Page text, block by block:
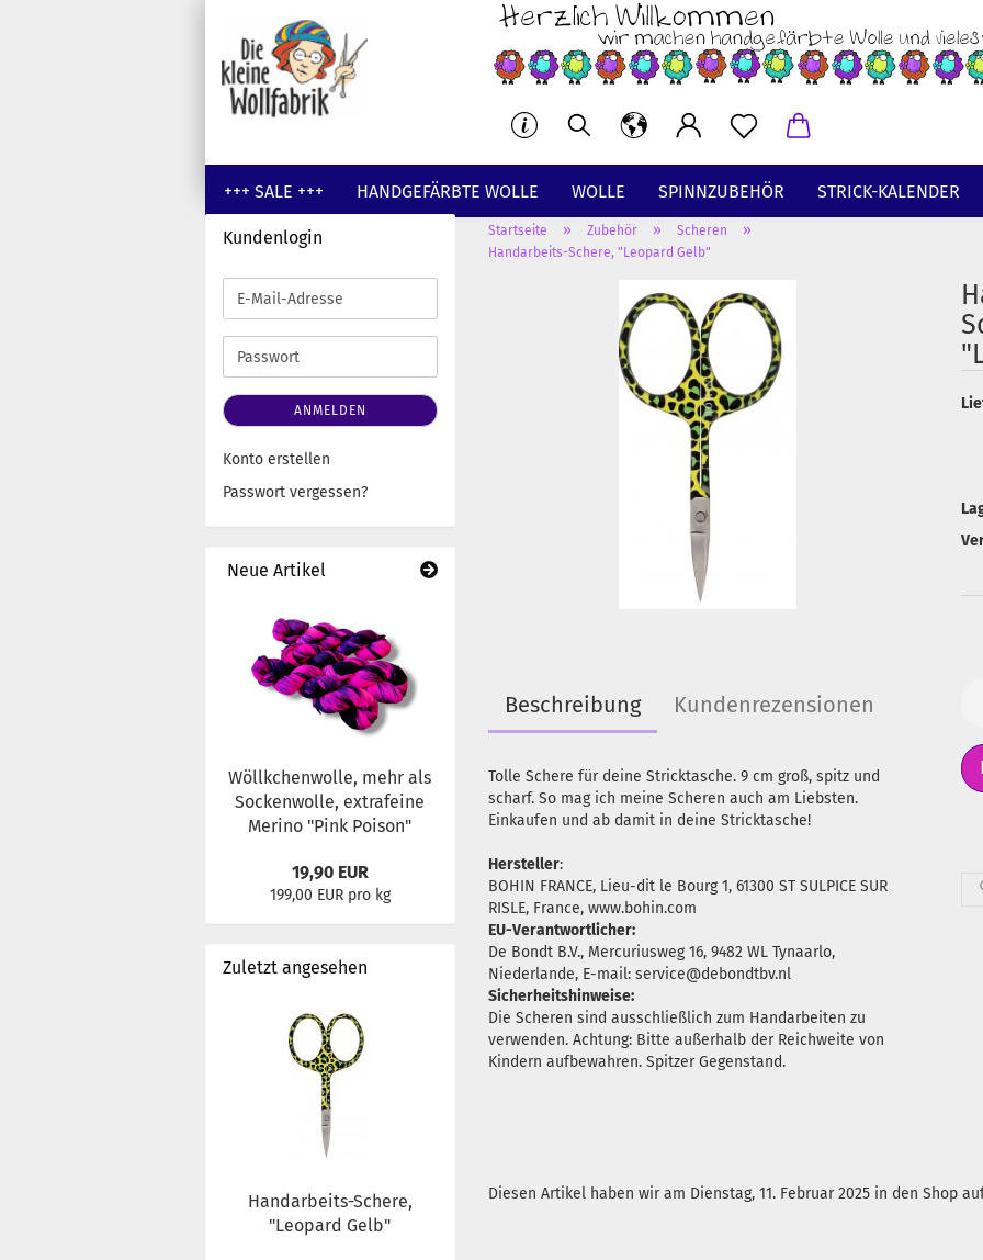
+++ SALE +++ HANDGEFÄRBTE WOLLE WOLLE SPINNZUBEHÖR STRICK-KALENDER
GUTSCHEINE WOLLE UNGEFÄRBT
Startseite » Zubehör » Scheren »
Handarbeits-Schere, "Leopard Gelb"
Beschreibung Kundenrezensionen
Tolle Schere für deine Stricktasche. 9 cm groß, spitz und
scharf. So mag ich meine Scheren auch am Liebsten.
Einkaufen und ab damit in deine Stricktasche!
Hersteller:
BOHIN FRANCE, Lieu-dit le Bourg 1, 61300 ST SULPICE SUR
RISLE, France, www.bohin.com
EU-Verantwortlicher:
De Bondt B.V., Mercuriusweg 16, 9482 WL Tynaarlo,
Niederlande, E-mail: service@debondtbv.nl
Sicherheitshinweise:
Die Scheren sind ausschließlich zum Handarbeiten zu
verwenden. Achtung: Bitte außerhalb der Reichweite von
Kindern aufbewahren. Spitzer Gegenstand.
Diesen Artikel haben wir am Dienstag, 11. Februar 2025 in den Shop
Kundenlogin
E-
Mail-
Adresse
Passwort
ANMELDEN
Konto erstellen
Passwort vergessen?
Neue Artikel
Wöllkchenwolle, mehr als
Sockenwolle, extrafeine
Merino "Pink Poison"
19,90 EUR
199,00 EUR pro kg
Zuletzt angesehen
Handarbeits-Schere,
"Leopard Gelb"